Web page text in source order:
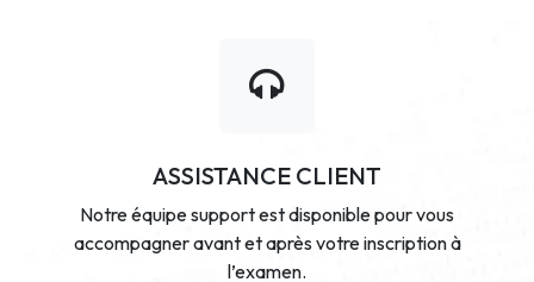
ASSISTANCE CLIENT
Notre équipe support est disponible pour vous
accompagner avant et après votre inscription à
l’examen.